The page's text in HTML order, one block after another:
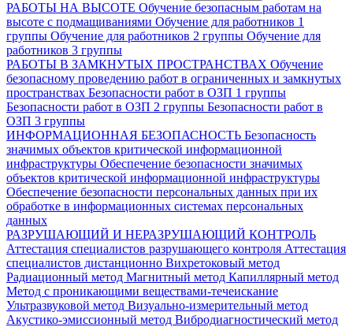
РАБОТЫ НА ВЫСОТЕ Обучение безопасным работам на
высоте с подмащиваниями Обучение для работников 1
группы Обучение для работников 2 группы Обучение для
работников 3 группы
РАБОТЫ В ЗАМКНУТЫХ ПРОСТРАНСТВАХ Обучение
безопасному проведению работ в ограниченных и замкнутых
пространствах Безопасности работ в ОЗП 1 группы
Безопасности работ в ОЗП 2 группы Безопасности работ в
ОЗП 3 группы
ИНФОРМАЦИОННАЯ БЕЗОПАСНОСТЬ Безопасность
значимых объектов критической информационной
инфраструктуры Обеспечение безопасности значимых
объектов критической информационной инфраструктуры
Обеспечение безопасности персональных данных при их
обработке в информационных системах персональных
данных
РАЗРУШАЮЩИЙ И НЕРАЗРУШАЮЩИЙ КОНТРОЛЬ
Аттестация специалистов разрушающего контроля Аттестация
специалистов дистанционно Вихретоковый метод
Радиационный метод Магнитный метод Капиллярный метод
Метод с проникающими веществами-течеискание
Ультразвуковой метод Визуально-измерительный метод
Акустико-эмиссионный метод Вибродиагностический метод